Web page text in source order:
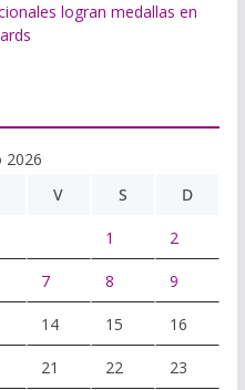
logran medallas en
2026
V S D
1 2
7 8 9
14 15 16
21 22 23